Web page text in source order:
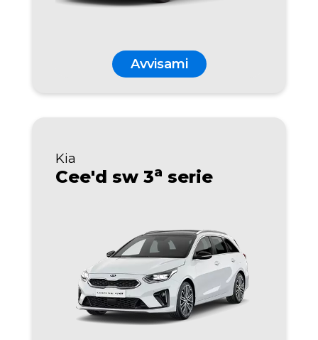
Avvisami
Kia
Cee'd sw 3a serie